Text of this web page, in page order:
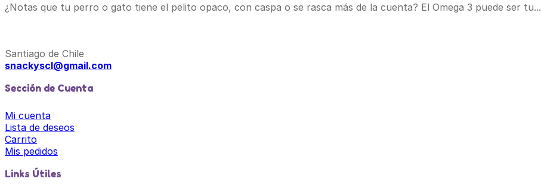
¿Notas que tu perro o gato tiene el pelito opaco, con caspa o se rasca más de la cuenta? El Omega 3 puede ser tu...
Santiago de Chile
snackyscl@gmail.com
Sección de Cuenta
Mi cuenta
Lista de deseos
Carrito
Mis pedidos
Links Útiles